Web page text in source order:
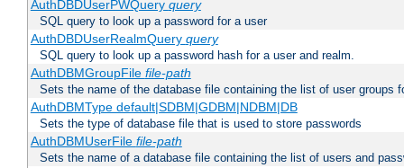
AuthDBDUserPWQuery query
SQL query to look up a password for a user
AuthDBDUserRealmQuery query
SQL query to look up a password hash for a user and realm.
AuthDBMGroupFile file-path
Sets the name of the database file containing the list of user groups
AuthDBMType default|SDBM|GDBM|NDBM|DB
Sets the type of database file that is used to store passwords
AuthDBMUserFile file-path
Sets the name of a database file containing the list of users and